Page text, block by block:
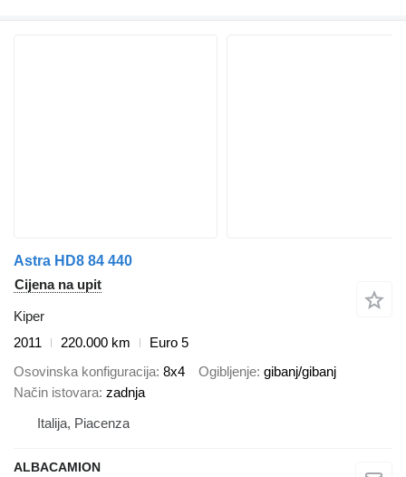
Astra HD8 84 440
Cijena na upit
Kiper
2011
220.000 km
Euro 5
Osovinska konfiguracija 8x4 Ogibljenje gibanj/gibanj
Način istovara zadnja
Italija, Piacenza
ALBACAMION